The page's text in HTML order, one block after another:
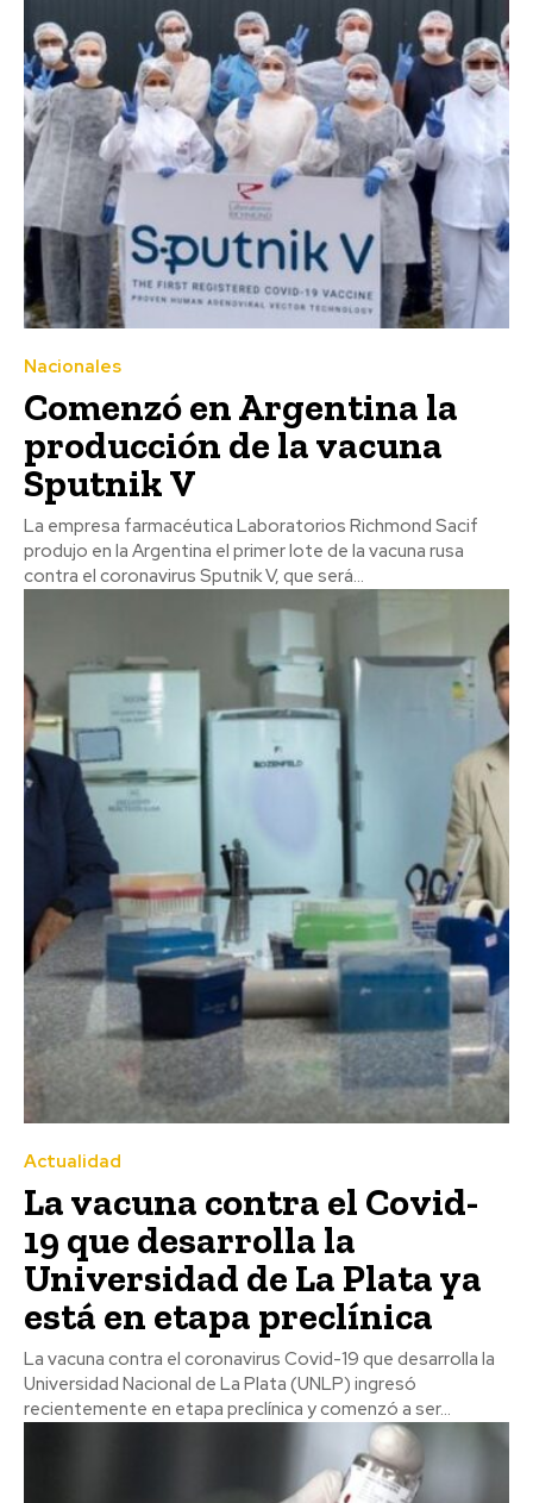
Nacionales
Comenzó en Argentina la
producción de la vacuna
Sputnik V
La empresa farmacéutica Laboratorios Richmond Sacif
produjo en la Argentina el primer lote de la vacuna rusa
contra el coronavirus Sputnik V, que será...
Actualidad
La vacuna contra el Covid-
19 que desarrolla la
Universidad de La Plata ya
está en etapa preclínica
La vacuna contra el coronavirus Covid-19 que desarrolla la
Universidad Nacional de La Plata (UNLP) ingresó
recientemente en etapa preclínica y comenzó a ser...